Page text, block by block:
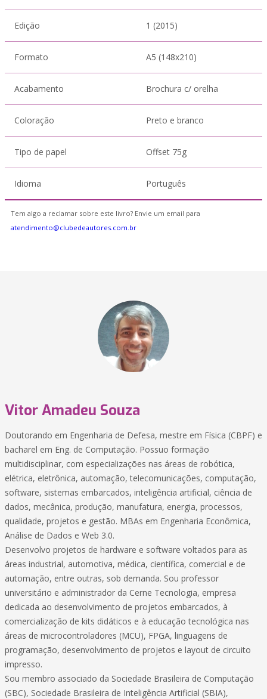
Edição 1 (2015)
Formato A5 (148x210)
Acabamento Brochura c/ orelha
Coloração Preto e branco
Tipo de papel Offset 75g
Idioma Português
Tem algo a reclamar sobre este livro? Envie um email para
atendimento@clubedeautores.com.br
Vitor Amadeu Souza
Doutorando em Engenharia de Defesa, mestre em Física (CBPF) e
bacharel em Eng. de Computação. Possuo formação
multidisciplinar, com especializações nas áreas de robótica,
elétrica, eletrônica, automação, telecomunicações, computação,
software, sistemas embarcados, inteligência artificial, ciência de
dados, mecânica, produção, manufatura, energia, processos,
qualidade, projetos e gestão. MBAs em Engenharia Econômica,
Análise de Dados e Web 3.0.
Desenvolvo projetos de hardware e software voltados para as
áreas industrial, automotiva, médica, científica, comercial e de
automação, entre outras, sob demanda. Sou professor
universitário e administrador da Cerne Tecnologia, empresa
dedicada ao desenvolvimento de projetos embarcados, à
comercialização de kits didáticos e à educação tecnológica nas
áreas de microcontroladores (MCU), FPGA, linguagens de
programação, desenvolvimento de projetos e layout de circuito
impresso.
Sou membro associado da Sociedade Brasileira de Computação
(SBC), Sociedade Brasileira de Inteligência Artificial (SBIA),